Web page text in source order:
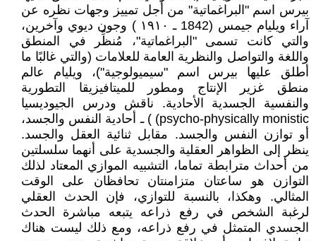
بيرس اسم "البراغماتية" من أجل تمييز وجهات نظره عن
آراء ويليام جيمس (1842 ـ ١٩١٠ ) وجون ديوي وآخرين،
والتي كانت تسمى "البراغماتية"، مُنظِّر في المنطق
واللغة والتواصل والنظرية العامة للعلامات (والتي غالبًا ما
أطلق عليها بيرس اسم "سيميولوجية")، ويليام عالم
منطق غزير الإنتاج ومطور للميتافيزيقا التطورية
والنفسية الجسدية الأحادية. ناقش ودرس الجيوديسيا
psycho-physically monistic) ) ـ أحادية النفس والجسد،
أو توازن النفس والجسد. مقابل ثنائية العقل والجسد.
ينظر إلى الظواهر العقلية والجسدية على أنهما سلسلتين
من أحداث مترابطة تماما، التشبيه الموازي المعتاد لذلك
التوازن هو ساعتان متزامنتان تحافظان على الوقت
المثالي. وهكذا، بالنسبة للتوازي، فإن الحدث العقلي
لرغبة الشخص في رفع ذراعه يتبعه مباشرة الحدث
الجسدي المتمثل في رفع ذراعه، ومع ذلك ليست هناك